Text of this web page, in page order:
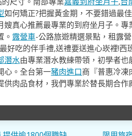
如何矯正?把握黃金期，不要錯過最
嫂真心推薦最專業的到府坐月子。專
。 露營車-公路旅遊精選景點，租露
好吃的伴手禮,送禮要送進心崁裡!西
潛水由專業潛水教練帶領，初學者
心。全台第一豬肉進口商『普惠冷凍
供肉品食材，我們專業於替長期合作